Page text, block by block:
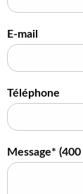
E-mail
Téléphone
Message* (400